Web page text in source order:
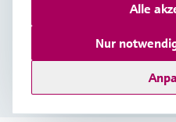
Copyright © Endress+Hauser
Impressum
Rechtliches und AGB
Nur
Alle